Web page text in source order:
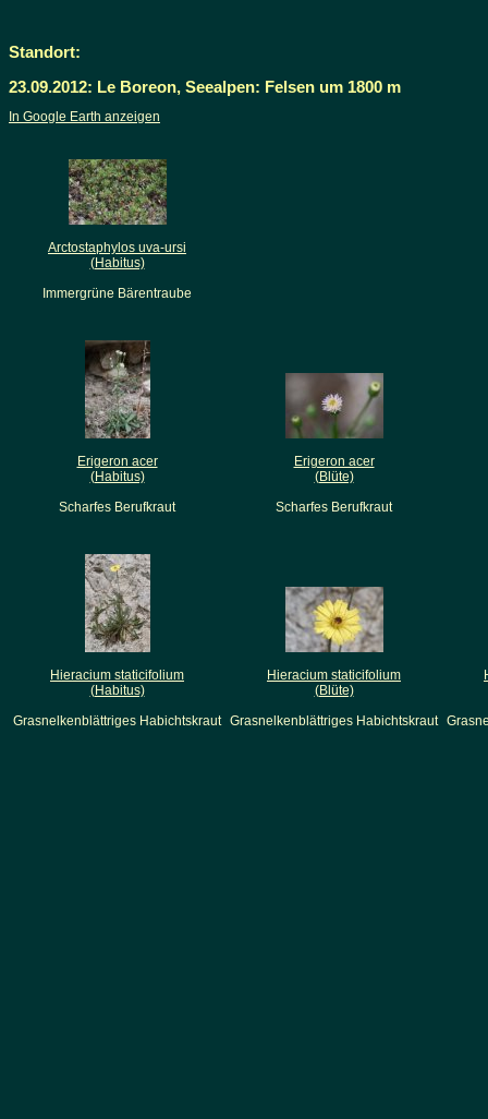
Standort:
23.09.2012: Le Boreon, Seealpen: Felsen um 1800 m
In Google Earth anzeigen
Arctostaphylos uva-ursi
(Habitus)
Immergrüne Bärentraube
Erigeron acer
(Habitus)
Scharfes Berufkraut
Erigeron acer
(Blüte)
Scharfes Berufkraut
Hieracium staticifolium
(Habitus)
Grasnelkenblättriges Habichtskraut
Hieracium staticifolium
(Blüte)
Grasnelkenblättriges Habichtskraut